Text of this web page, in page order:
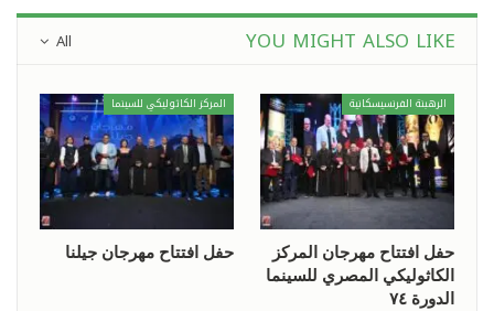
All YOU MIGHT ALSO LIKE
الرهبنة الفرنسيسكانية
حفل افتتاح مهرجان المركز
الكاثوليكي المصري للسينما
الدورة ٧٤
المركز الكاثوليكي للسينما
حفل افتتاح مهرجان جيلنا